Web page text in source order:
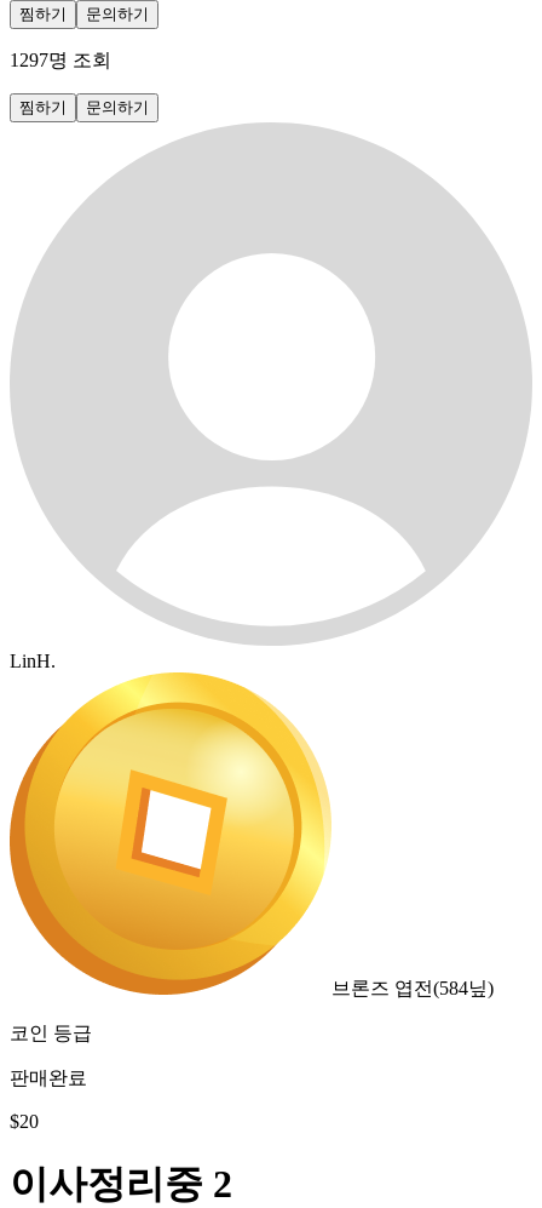
찜하기 문의하기
1297명 조회
찜하기 문의하기
LinH.
브론즈 엽전(584닢)
코인 등급
판매완료
$20
이사정리중 2